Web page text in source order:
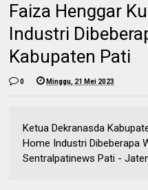
Faiza Henggar
Industri
Kabupaten Pati
0 Minggu, 21 Mei 2023
Ketua Dekranasda
Home Industri Dibeberapa
Sentralpatinews Pati -